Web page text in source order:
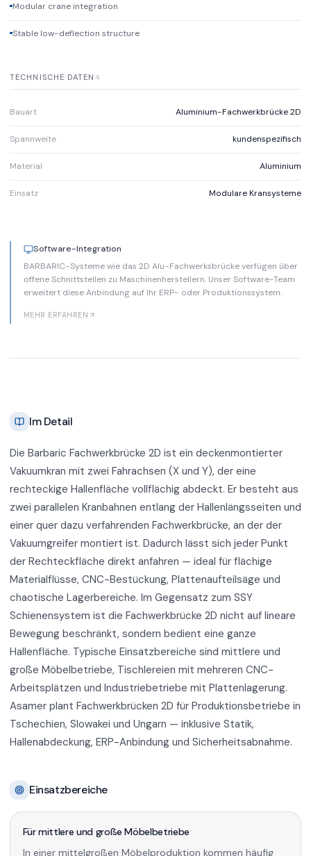
Modular crane integration
Stable low-deflection structure
TECHNISCHE DATEN 4
Bauart Aluminium-Fachwerkbrücke 2D
Spannweite kundenspezifisch
Material Aluminium
Einsatz Modulare Kransysteme
Software-Integration
BARBARIC-Systeme wie das 2D Alu-Fachwerksbrücke verfügen über
offene Schnittstellen zu Maschinenherstellern. Unser Software-Team
erweitert diese Anbindung auf Ihr ERP- oder Produktionssystem.
MEHR ERFAHREN
Im Detail
Die Barbaric Fachwerkbrücke 2D ist ein deckenmontierter
Vakuumkran mit zwei Fahrachsen (X und Y), der eine
rechteckige Hallenfläche vollflächig abdeckt. Er besteht aus
zwei parallelen Kranbahnen entlang der Hallenlängsseiten und
einer quer dazu verfahrenden Fachwerkbrücke, an der der
Vakuumgreifer montiert ist. Dadurch lässt sich jeder Punkt
der Rechteckfläche direkt anfahren — ideal für flächige
Materialflüsse, CNC-Bestückung, Plattenaufteilsäge und
chaotische Lagerbereiche. Im Gegensatz zum SSY
Schienensystem ist die Fachwerkbrücke 2D nicht auf lineare
Bewegung beschränkt, sondern bedient eine ganze
Hallenfläche. Typische Einsatzbereiche sind mittlere und
große Möbelbetriebe, Tischlereien mit mehreren CNC-
Arbeitsplätzen und Industriebetriebe mit Plattenlagerung.
Asamer plant Fachwerkbrücken 2D für Produktionsbetriebe in
Tschechien, Slowakei und Ungarn — inklusive Statik,
Hallenabdeckung, ERP-Anbindung und Sicherheitsabnahme.
Einsatzbereiche
Für mittlere und große Möbelbetriebe
In einer mittelgroßen Möbelproduktion kommen häufig